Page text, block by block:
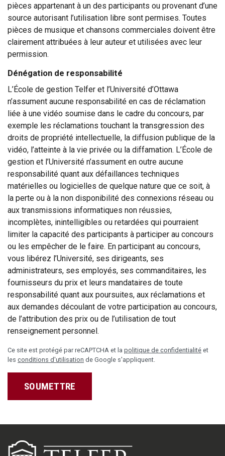
pièces appartenant à un des participants ou provenant d’une
source autorisant l’utilisation libre sont permises. Toutes
pièces de musique et chansons commerciales doivent être
clairement attribuées à leur auteur et utilisées avec leur
permission.
Dénégation de responsabilité
L’École de gestion Telfer et l’Université d’Ottawa
n’assument aucune responsabilité en cas de réclamation
liée à une vidéo soumise dans le cadre du concours, par
exemple les réclamations touchant la transgression des
droits de propriété intellectuelle, la diffusion publique de la
vidéo, l’atteinte à la vie privée ou la diffamation. L’École de
gestion et l’Université n’assument en outre aucune
responsabilité quant aux défaillances techniques
matérielles ou logicielles de quelque nature que ce soit, à
la perte ou à la non disponibilité des connexions réseau ou
aux transmissions informatiques non réussies,
incomplètes, inintelligibles ou retardées qui pourraient
limiter la capacité des participants à participer au concours
ou les empêcher de le faire. En participant au concours,
vous libérez l’Université, ses dirigeants, ses
administrateurs, ses employés, ses commanditaires, les
fournisseurs du prix et leurs mandataires de toute
responsabilité quant aux poursuites, aux réclamations et
aux demandes découlant de votre participation au concours,
de l’attribution des prix ou de l’utilisation de tout
renseignement personnel.
Ce site est protégé par reCAPTCHA et la politique de confidentialité et
les conditions d'utilisation de Google s'appliquent.
SOUMETTRE